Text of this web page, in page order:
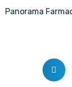
Panorama